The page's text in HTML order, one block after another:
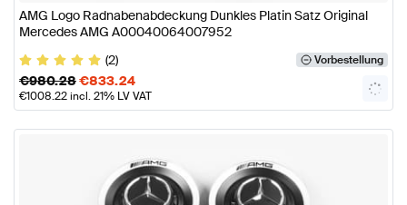
AMG Logo Radnabenabdeckung Dunkles Platin Satz Original
Mercedes AMG A00040064007952
(2)
Vorbestellung
€980.28€833.24
€1008.22incl. 21% LV VAT